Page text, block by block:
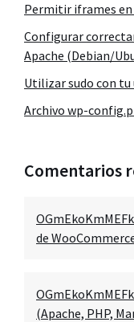
Permitir iframes en
Configurar
Apache (Debian/
Utilizar sudo con tu
Archivo wp-
Comentarios
de
(Apache, PHP,